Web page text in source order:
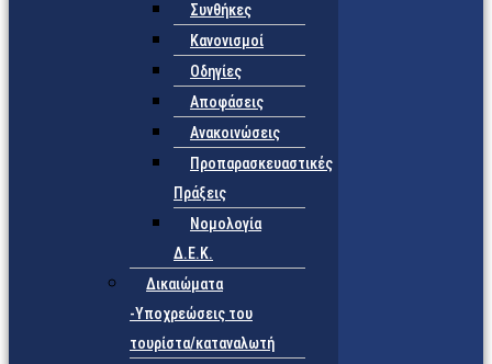
Συνθήκες
Κανονισμοί
Οδηγίες
Αποφάσεις
Ανακοινώσεις
Προπαρασκευαστικές
Πράξεις
Νομολογία
Δ.Ε.Κ.
Δικαιώματα
-Υποχρεώσεις του
τουρίστα/καταναλωτή